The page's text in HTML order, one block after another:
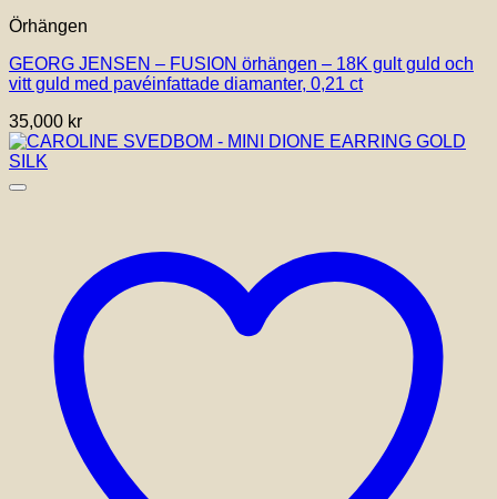
Örhängen
GEORG JENSEN – FUSION örhängen – 18K gult guld och
vitt guld med pavéinfattade diamanter, 0,21 ct
35,000 kr